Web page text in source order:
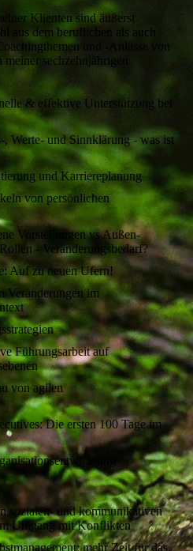
Klienten sind äußerst
aus dem beruflichen als auch
und -Anlässe von
sechzehnjährigen
& effektive Unterstützung bei
Werte- und Sinnklärung - was ist
und Karriereplanung
von persönlichen
Vorstellungen vs Außen-
- Veränderungsbedarf?
Auf zu neuen Ufern!
Veränderungen im
Führungsarbeit auf
von agilen
Die ersten 100 Tage im
sozialen- und kommunikativen
Umgang mit Konflikten
mehr Zeit für das